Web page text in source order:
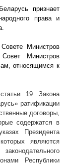
признает
права и
Министров
Министров
относящимся к
19 Закона
ратификации
договоры,
содержатся в
Президента
являются
Республики